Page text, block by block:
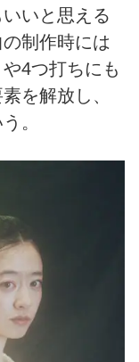
いと思える
制作時には
4つ打ちにも
を解放し、
。